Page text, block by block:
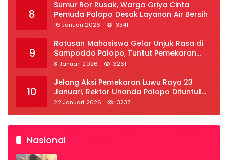
8
Sumur Bor Rusak, Warga Griya Cinta
Pemuda Palopo Desak Layanan Air Bersih
16 Januari 2026 3341
9
Ratusan Mahasiswa Gelar Unjuk Rasa di
Sampoddo Palopo, Tuntut Pemekaran
Provinsi Luwu Raya
8 Januari 2026 3261
10
Jelang Aksi Pemekaran Luwu Raya 23
Januari, Rektor Unanda Palopo Dituntut
Liburkan Mahasiswa
22 Januari 2026 3237
Nasional